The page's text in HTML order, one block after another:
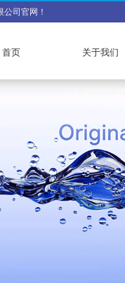
司官网！
首页 关于我们